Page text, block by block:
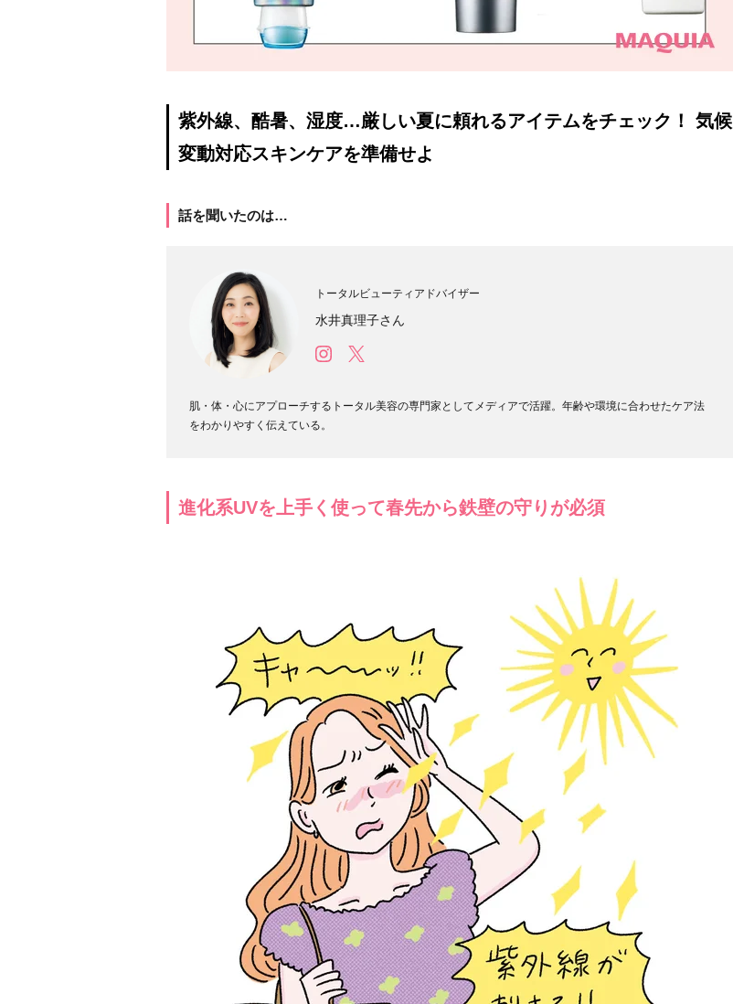
紫外線、酷暑、湿度…厳しい夏に頼れるアイテムをチェック！ 気候
変動対応スキンケアを準備せよ
話を聞いたのは…
トータルビューティアドバイザー
水井真理子さん
肌・体・心にアプローチするトータル美容の専門家としてメディアで活躍。年齢や環境に合わせたケア法
をわかりやすく伝えている。
進化系UVを上手く使って春先から鉄壁の守りが必須